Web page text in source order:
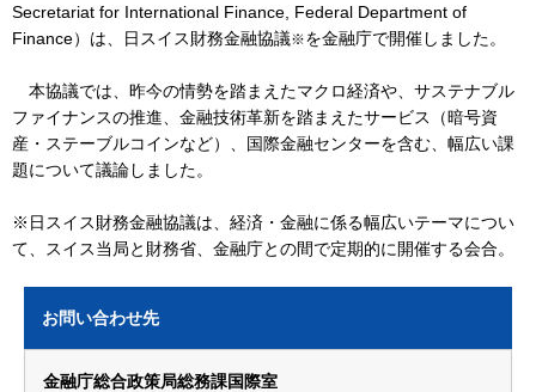
Secretariat for International Finance, Federal Department of
Finance）は、日スイス財務金融協議※を金融庁で開催しました。
本協議では、昨今の情勢を踏まえたマクロ経済や、サステナブル
ファイナンスの推進、金融技術革新を踏まえたサービス（暗号資
産・ステーブルコインなど）、国際金融センターを含む、幅広い課
題について議論しました。
※日スイス財務金融協議は、経済・金融に係る幅広いテーマについ
て、スイス当局と財務省、金融庁との間で定期的に開催する会合。
お問い合わせ先
金融庁総合政策局総務課国際室